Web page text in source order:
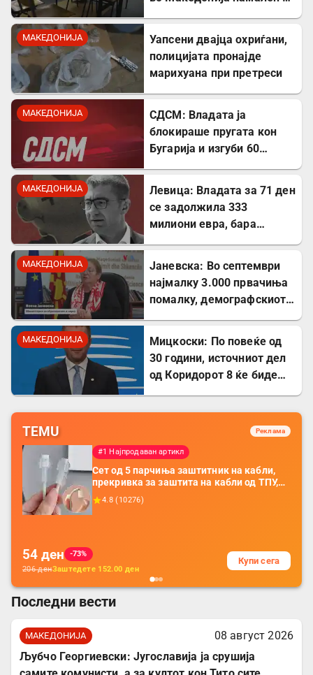
МАКЕДОНИЈА
Уапсени двајца охриѓани,
полицијата пронајде
марихуана при претреси
МАКЕДОНИЈА
СДСМ: Владата ја
блокираше пругата кон
Бугарија и изгуби 60
МАКЕДОНИЈА
Левица: Владата за 71 ден
се задолжила 333
милиони евра, бара
МАКЕДОНИЈА
Јаневска: Во септември
најмалку 3.000 првачиња
помалку, демографскиот
МАКЕДОНИЈА
Мицкоски: По повеќе од
30 години, источниот дел
од Коридорот 8 ќе биде
TEMU Реклама
#1 Најпродаван артикл
Сет од 5 парчиња заштитник на кабли,
прекривка за заштита на кабли од ТПУ,
додатоци за заштита на кабли, без
батерија, за мобилни телефони, комплет
4.8 (10276)
54 ден
-73%
206денЗаштедете 152.00 ден
Купи сега
Последни вести
МАКЕДОНИЈА
08 август 2026
Љубчо Георгиевски: Југославија ја срушија